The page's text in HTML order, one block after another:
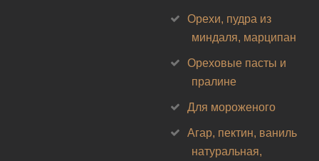
Орехи, пудра из
миндаля, марципан
Ореховые пасты и
пралине
Для мороженого
Агар, пектин, ваниль
натуральная,